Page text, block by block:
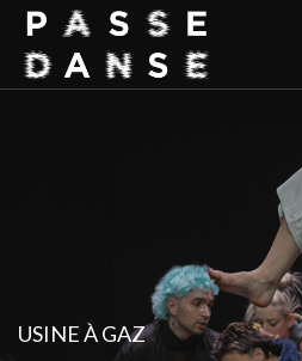
ADHÉREZ
USINE À GAZ